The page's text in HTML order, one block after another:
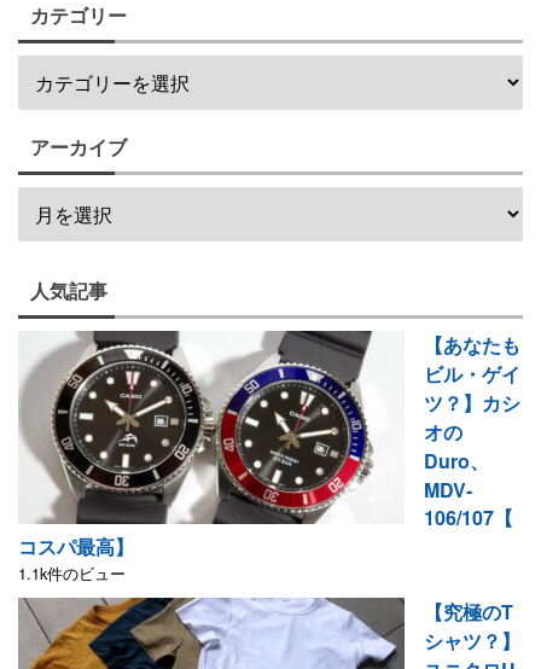
カテゴリー
アーカイブ
人気記事
【あなたも
ビル・ゲイ
ツ？】カシ
オの
Duro、
MDV-
106/107【
コスパ最高】
1.1k件のビュー
【究極のT
シャツ？】